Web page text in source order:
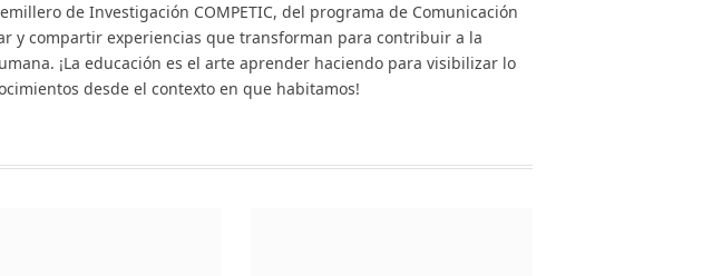
de Investigación COMPETIC, del programa de Comunicación
y compartir experiencias que transforman para contribuir a la
¡La educación es el arte aprender haciendo para visibilizar lo
desde el contexto en que habitamos!